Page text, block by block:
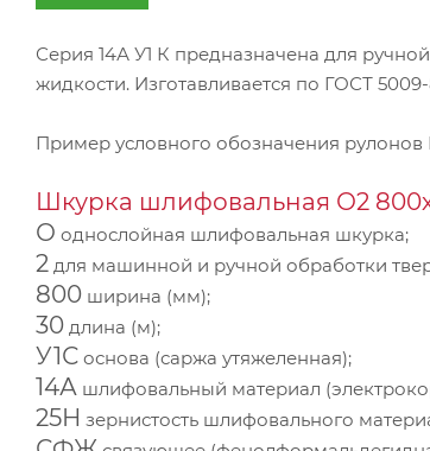
Серия 14А У1 К предназначена для
жидкости. Изготавливается по ГОСТ
Пример условного обозначения рулонов
Шкурка шлифовальная О2
О однослойная шлифовальная шкурка;
2 для машинной и ручной обработки
800 ширина (мм);
30 длина (м);
У1С основа (саржа утяжеленная);
14А шлифовальный материал
25Н зернистость шлифовального